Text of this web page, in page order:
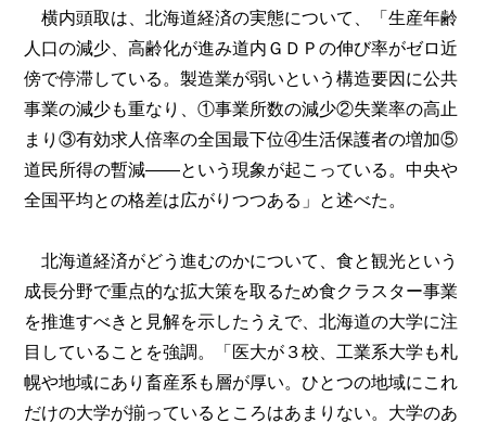
横内頭取は、北海道経済の実態について、「生産年齢
人口の減少、高齢化が進み道内ＧＤＰの伸び率がゼロ近
傍で停滞している。製造業が弱いという構造要因に公共
事業の減少も重なり、①事業所数の減少②失業率の高止
まり③有効求人倍率の全国最下位④生活保護者の増加⑤
道民所得の暫減――という現象が起こっている。中央や
全国平均との格差は広がりつつある」と述べた。
北海道経済がどう進むのかについて、食と観光という
成長分野で重点的な拡大策を取るため食クラスター事業
を推進すべきと見解を示したうえで、北海道の大学に注
目していることを強調。「医大が３校、工業系大学も札
幌や地域にあり畜産系も層が厚い。ひとつの地域にこれ
だけの大学が揃っているところはあまりない。大学のあ